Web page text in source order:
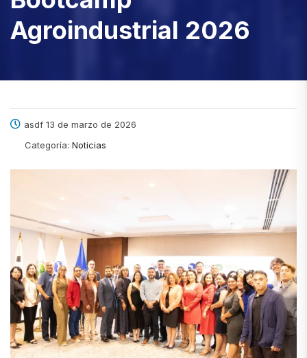
Agroindustrial 2026
asdf 13 de marzo de 2026
Categoría: Noticias